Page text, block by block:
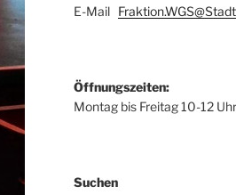
E-Mail
Öffnungszeiten:
Montag bis Freitag 10-12 Uhr
Suchen